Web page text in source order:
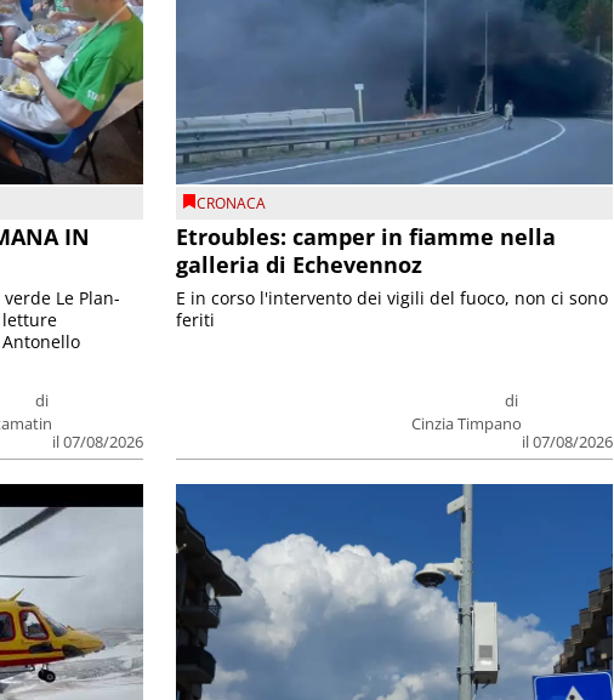
IN
di
il 07/08/2026
verde Le Plan-
letture
CRONACA
Etroubles: camper in fiamme nella
galleria di Echevennoz
di
Cinzia Timpano
il 07/08/2026
E in corso l'intervento dei vigili del fuoco, non ci sono
feriti